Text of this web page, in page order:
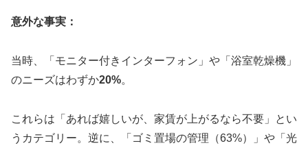
意外な事実：
当時、「モニター付きインターフォン」や「浴室乾燥機」
のニーズはわずか20%。
これらは「あれば嬉しいが、家賃が上がるなら不要」とい
うカテゴリー。逆に、「ゴミ置場の管理（63%）」や「光